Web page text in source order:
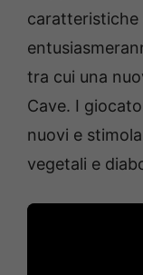
caratteristiche
tra cui una
Cave. I
nuovi e
vegetali e